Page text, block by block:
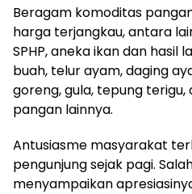
Beragam komoditas
harga terjangkau, antara
SPHP, aneka ikan dan hasil
buah, telur ayam, daging
goreng, gula, tepung
pangan lainnya.
Antusiasme masyarakat
pengunjung sejak pagi.
menyampaikan